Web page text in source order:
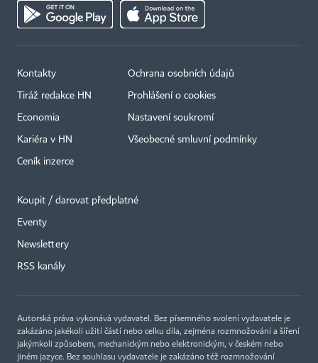
Kontakty
Tiráž redakce HN
Economia
Kariéra v HN
Ceník inzerce
Ochrana osobních údajů
Prohlášení o cookies
Nastavení soukromí
Všeobecné smluvní podmínky
Koupit / darovat předplatné
Eventy
Newslettery
RSS kanály
Autorská práva vykonává vydavatel. Bez písemného svolení vydavatele je
zakázáno jakékoli užití částí nebo celku díla, zejména rozmnožování a šíření
jakýmkoli způsobem, mechanickým nebo elektronickým, v českém nebo
jiném jazyce. Bez souhlasu vydavatele je zakázáno též rozmnožování